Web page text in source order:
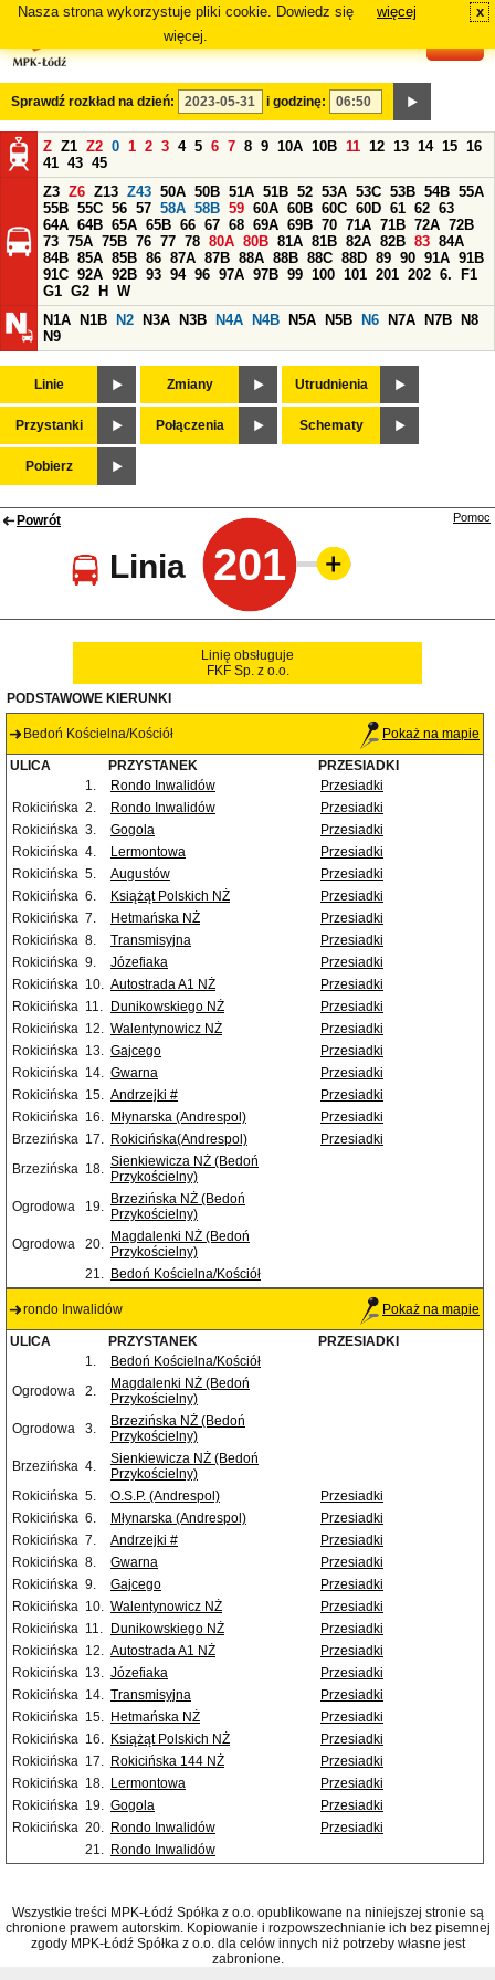
Nasza strona wykorzystuje pliki cookie. Dowiedz się
więcej.
więcej x
Sprawdź rozkład na dzień: i godzinę:
Z Z1 Z2 0 1 2 3 4 5 6 7 8 9 10A 10B 11 12 13 14 15 16
41 43 45
Z3 Z6 Z13 Z43 50A 50B 51A 51B 52 53A 53C 53B 54B 55A
55B 55C 56 57 58A 58B 59 60A 60B 60C 60D 61 62 63
64A 64B 65A 65B 66 67 68 69A 69B 70 71A 71B 72A 72B
73 75A 75B 76 77 78 80A 80B 81A 81B 82A 82B 83 84A
84B 85A 85B 86 87A 87B 88A 88B 88C 88D 89 90 91A 91B
91C 92A 92B 93 94 96 97A 97B 99 100 101 201 202 6.
F1
G1 G2 H
W
N1A
N1B N2 N3A N3B N4A N4B N5A N5B N6 N7A N7B
N8
N9
Linie Zmiany Utrudnienia
Przystanki Połączenia Schematy
Pobierz
Powrót
Linia 201
Pomoc
Linię obsługuje
FKF Sp. z o.o.
PODSTAWOWE KIERUNKI
Bedoń Kościelna/Kościół Pokaż na mapie
ULICA PRZYSTANEK
PRZESIADKI
1.
Rondo Inwalidów
Przesiadki
Rokicińska 2. Rondo Inwalidów
Przesiadki
Rokicińska 3. Gogola
Przesiadki
Rokicińska 4. Lermontowa
Przesiadki
Rokicińska 5. Augustów
Przesiadki
Rokicińska 6. Książąt Polskich NŻ
Przesiadki
Rokicińska 7. Hetmańska NŻ
Przesiadki
Rokicińska 8. Transmisyjna
Przesiadki
Rokicińska 9. Józefiaka
Przesiadki
Rokicińska 10. Autostrada A1 NŻ
Przesiadki
Rokicińska 11. Dunikowskiego NŻ
Przesiadki
Rokicińska 12. Walentynowicz NŻ
Przesiadki
Rokicińska 13. Gajcego
Przesiadki
Rokicińska 14. Gwarna
Przesiadki
Rokicińska 15. Andrzejki #
Przesiadki
Rokicińska 16. Młynarska (Andrespol)
Przesiadki
Brzezińska 17. Rokicińska(Andrespol)
Przesiadki
Brzezińska 18. Sienkiewicza NŻ (Bedoń
Przykościelny)
Ogrodowa
19. Brzezińska NŻ (Bedoń
Przykościelny)
Ogrodowa
20. Magdalenki NŻ (Bedoń
Przykościelny)
21. Bedoń Kościelna/Kościół
rondo Inwalidów Pokaż na mapie
ULICA PRZYSTANEK
PRZESIADKI
1.
Bedoń Kościelna/Kościół
Ogrodowa
2.
Magdalenki NŻ (Bedoń
Przykościelny)
Ogrodowa
3.
Brzezińska NŻ (Bedoń
Przykościelny)
Brzezińska 4.
Sienkiewicza NŻ (Bedoń
Przykościelny)
Rokicińska 5. O.S.P. (Andrespol)
Przesiadki
Rokicińska 6. Młynarska (Andrespol)
Przesiadki
Rokicińska 7. Andrzejki #
Przesiadki
Rokicińska 8. Gwarna
Przesiadki
Rokicińska 9. Gajcego
Przesiadki
Rokicińska 10. Walentynowicz NŻ
Przesiadki
Rokicińska 11. Dunikowskiego NŻ
Przesiadki
Rokicińska 12. Autostrada A1 NŻ
Przesiadki
Rokicińska 13. Józefiaka
Przesiadki
Rokicińska 14. Transmisyjna
Przesiadki
Rokicińska 15. Hetmańska NŻ
Przesiadki
Rokicińska 16. Książąt Polskich NŻ
Przesiadki
Rokicińska 17. Rokicińska 144 NŻ
Przesiadki
Rokicińska 18. Lermontowa
Przesiadki
Rokicińska 19. Gogola
Przesiadki
Rokicińska 20. Rondo Inwalidów
Przesiadki
21. Rondo Inwalidów
Wszystkie treści MPK-Łódź Spółka z o.o. opublikowane na niniejszej stronie są
chronione prawem autorskim. Kopiowanie i rozpowszechnianie ich bez pisemnej
zgody MPK-Łódź Spółka z o.o. dla celów innych niż potrzeby własne jest
zabronione.